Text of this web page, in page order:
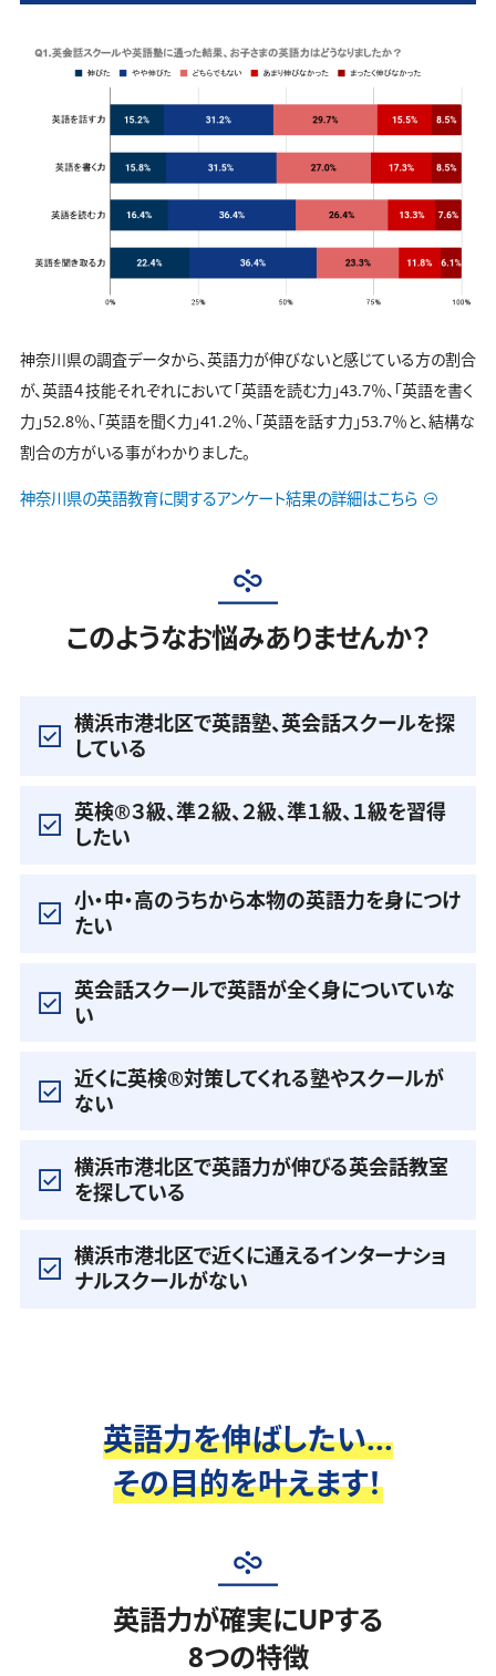
神奈川県の調査データから、英語力が伸びないと感じている方の割合
が、英語４技能それぞれにおいて「英語を読む力」43.7％、「英語を書く
力」52.8％、「英語を聞く力」41.2％、「英語を話す力」53.7％と、結構な
割合の方がいる事がわかりました。
神奈川県の英語教育に関するアンケート結果の詳細はこちら
このようなお悩みありませんか？
横浜市港北区で英語塾、英会話スクールを探
している
英検®️３級、準２級、２級、準１級、１級を習得
したい
小・中・高のうちから本物の英語力を身につけ
たい
英会話スクールで英語が全く身についていな
い
近くに英検®️対策してくれる塾やスクールが
ない
横浜市港北区で英語力が伸びる英会話教室
を探している
横浜市港北区で近くに通えるインターナショ
ナルスクールがない
英語力を伸ばしたい...
その目的を叶えます！
英語力が確実にUPする
8つの特徴